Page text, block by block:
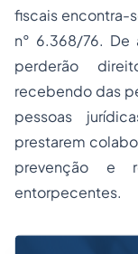
fiscais encontra-
n° 6.368/76.
perderão
recebendo das
pessoas
prestarem
prevenção e
entorpecentes.